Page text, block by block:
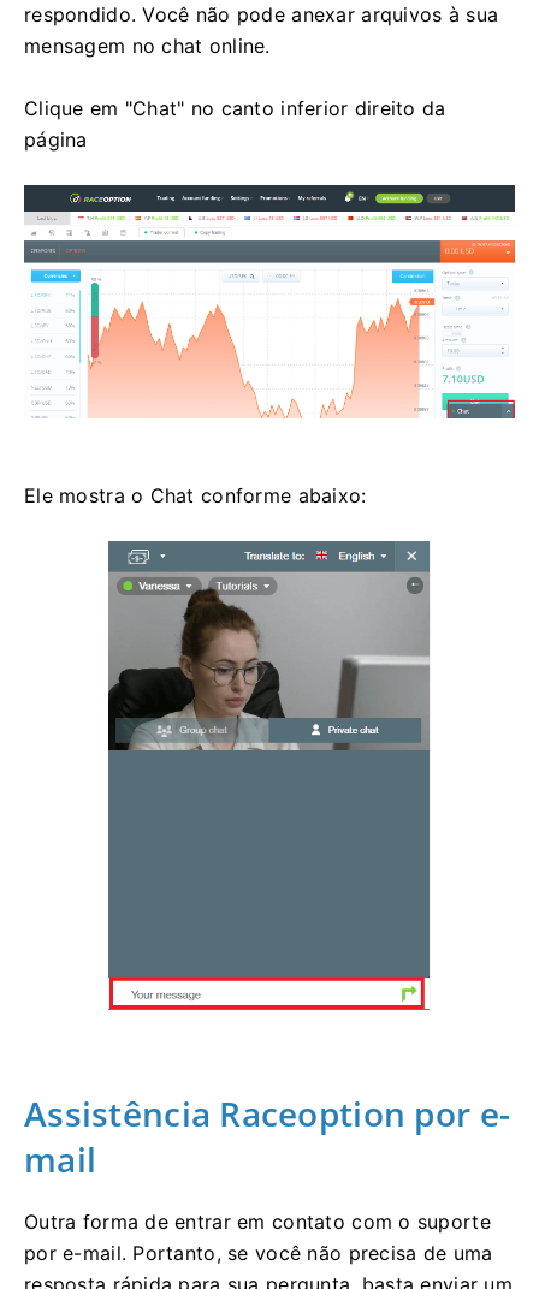
respondido.Você não pode anexar arquivos à sua
mensagem no chat online.
Clique em "Chat" no canto inferior direito da
página
Ele mostra o Chat conforme abaixo:
Assistência Raceoption por e-
mail
Outra forma de entrar em contato com o suporte
por e-mail. Portanto, se você não precisa de uma